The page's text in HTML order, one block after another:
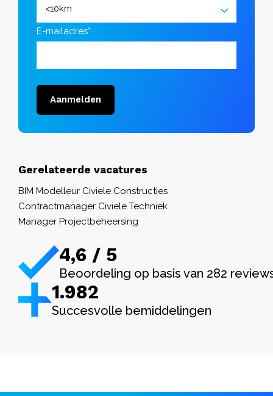
E-mailadres*
Aanmelden
Gerelateerde vacatures
BIM Modelleur Civiele Constructies
Contractmanager Civiele Techniek
Manager Projectbeheersing
4,6 / 5
Beoordeling op basis van 282
1.982
Succesvolle bemiddelingen